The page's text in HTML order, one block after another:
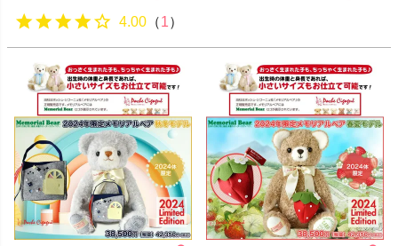
4.00 （1）